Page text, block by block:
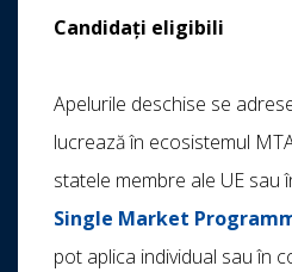
Candidați eligibili
Apelurile deschise se
lucrează în ecosistemul
statele membre ale UE sau
Single Market
pot aplica individual sau în